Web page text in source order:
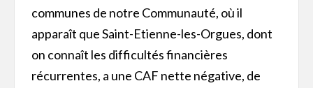
communes de notre Communauté, où il
apparaît que Saint-Etienne-les-Orgues, dont
on connaît les difficultés financières
récurrentes, a une CAF nette négative, de